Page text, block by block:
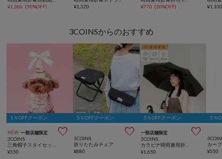
¥1,386 (30%OFF)
¥1,320
¥770 (30%OFF) ¥
3COINSからのおすすめ
5％OFFクーポン
NEW 一部店舗限定 
3COINS
¥550
5％OFFクーポン

3COINS
折りたたみチェア
¥880
5％OFFクーポン
一部店舗限定 
3COINS
カラビナ晴雨兼用折りたたみ傘：58cm
¥1,650
5％
¥550